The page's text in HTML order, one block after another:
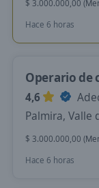
$ 3.000.000,00
Hace 6 horas
Operario de
4,6
Palmira, Valle
$ 3.000.000,00
Hace 6 horas